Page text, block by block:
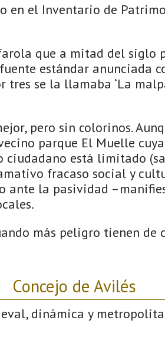
en el Inventario de
que a mitad del siglo
estándar anunciada
tres se la llamaba ‘La
pero sin colorinos.
parque El Muelle
está limitado
fracaso social y
ante la pasividad
más peligro tienen de
Concejo de Avilés
dinámica y